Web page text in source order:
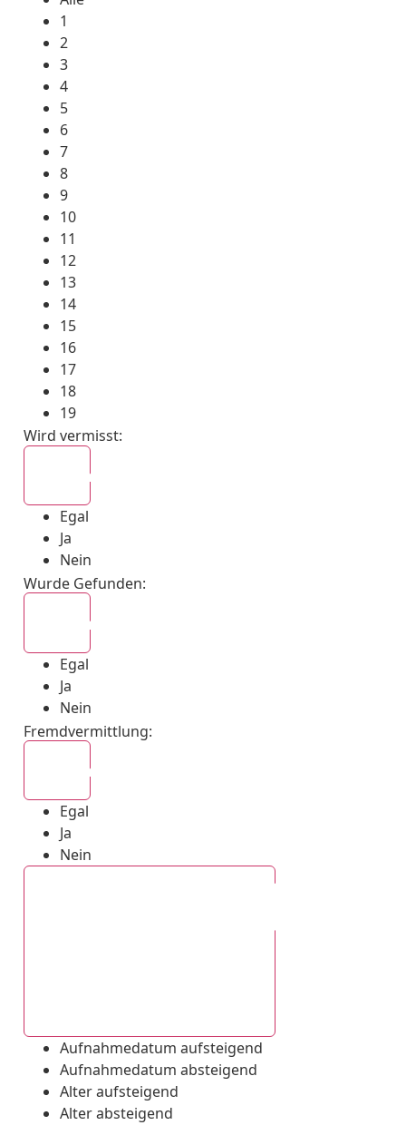
1
2
3
4
5
6
7
8
9
10
11
12
13
14
15
16
17
18
19
Wird vermisst:
Egal
Ja
Nein
Wurde Gefunden:
Egal
Ja
Nein
Fremdvermittlung:
Egal
Ja
Nein
Aufnahmedatum aufsteigend
Aufnahmedatum absteigend
Alter aufsteigend
Alter absteigend